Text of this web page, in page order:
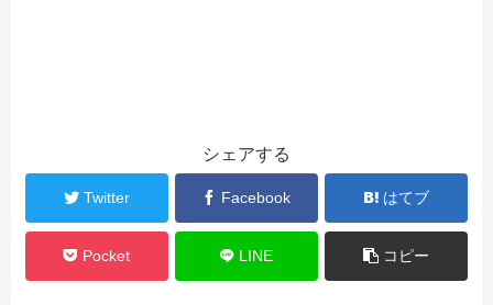
シェアする
Twitter Facebook はてブ
Pocket LINE コピー